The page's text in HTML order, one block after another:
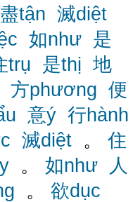
盡tận 滅diệt
如như 是
trụ 是thị 地
方phương 便
意ý 行hành
滅diệt 。 住
。 如như
人
。 欲dục